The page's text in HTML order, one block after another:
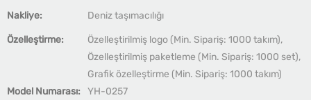
Nakliye: Deniz taşımacılığı
Özelleştirme:
Özelleştirilmiş logo (Min. Sipariş: 1000 takım),
Özelleştirilmiş paketleme (Min. Sipariş: 1000 set),
Grafik özelleştirme (Min. Sipariş: 1000 takım)
Model Numarası:
YH-0257